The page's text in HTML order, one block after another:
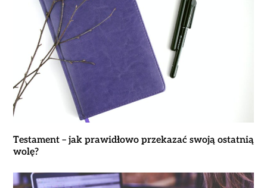
Testament – jak prawidłowo przekazać swoją ostatnią
wolę?